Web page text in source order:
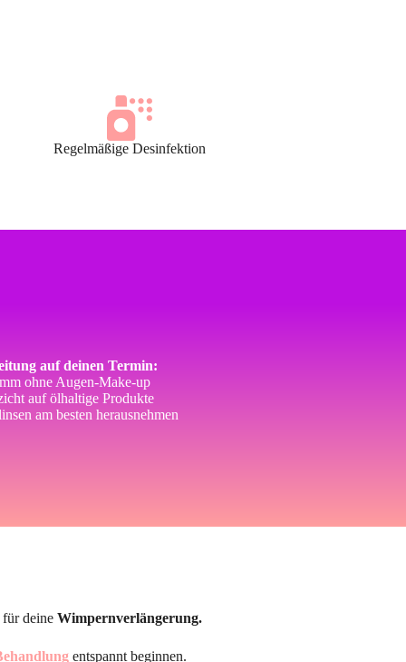
Regelmäßige Desinfektion
auf deinen Termin:
ohne Augen-Make-up
auf ölhaltige Produkte
am besten herausnehmen
deine Wimpernverlängerung.
entspannt beginnen.